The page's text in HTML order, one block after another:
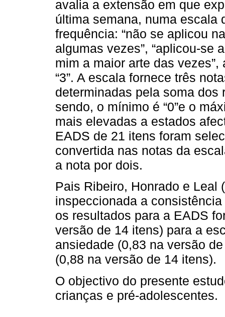
avalia a extensão em que
última semana, numa escala
frequência: “não se aplicou
algumas vezes”, “aplicou-se
mim a maior arte das vezes”,
“3”. A escala fornece três
determinadas pela soma
sendo, o mínimo é “0”e o
mais elevadas a estados
EADS de 21 itens foram
convertida nas notas da
a nota por dois.
Pais Ribeiro, Honrado e Leal
inspeccionada a
os resultados para a EADS
versão de 14 itens) para a
ansiedade (0,83 na versão
(0,88 na versão de 14 itens).
O objectivo do presente
crianças e pré-adolescentes.